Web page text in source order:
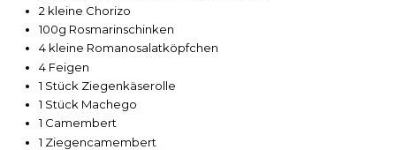
2 kleine Chorizo
100g Rosmarinschinken
4 kleine Romanosalatköpfchen
4 Feigen
1 Stück Ziegenkäserolle
1 Stück Machego
1 Camembert
1 Ziegencamembert